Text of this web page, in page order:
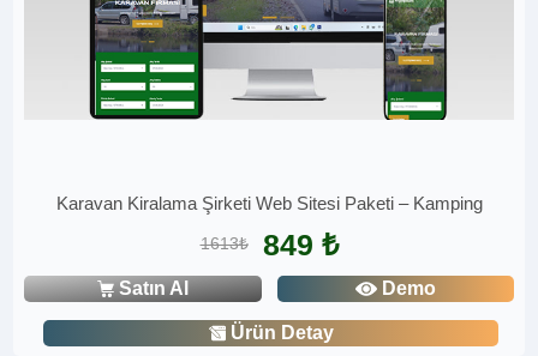
Karavan Kiralama Şirketi Web Sitesi Paketi – Kamping
1613₺ 849 ₺
Satın Al Demo
Ürün Detay